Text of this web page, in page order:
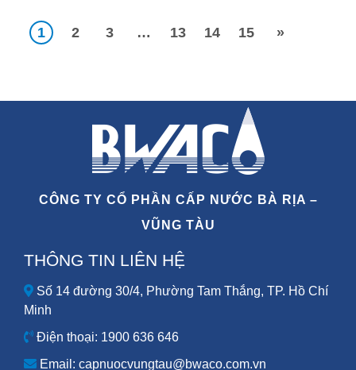
1 2 3 … 13 14 15 »
CÔNG TY CỔ PHẦN CẤP NƯỚC BÀ RỊA –
VŨNG TÀU
THÔNG TIN LIÊN HỆ
Số 14 đường 30/4, Phường Tam Thắng, TP. Hồ Chí
Minh
Điện thoại: 1900 636 646
Email: capnuocvungtau@bwaco.com.vn